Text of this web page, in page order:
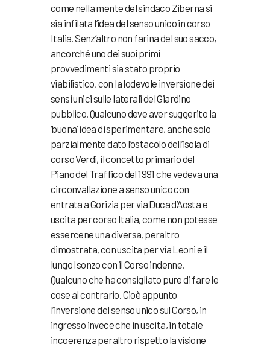
come nella mente del sindaco Ziberna si
sia infilata l’idea del senso unico in corso
Italia. Senz’altro non farina del suo sacco,
ancorché uno dei suoi primi
provvedimenti sia stato proprio
viabilistico, con la lodevole inversione dei
sensi unici sulle laterali del Giardino
pubblico. Qualcuno deve aver suggerito la
‘buona’ idea di sperimentare, anche solo
parzialmente dato l’ostacolo dell’isola di
corso Verdi, il concetto primario del
Piano del Traffico del 1991 che vedeva una
circonvallazione a senso unico con
entrata a Gorizia per via Duca d’Aosta e
uscita per corso Italia, come non potesse
essercene una diversa, peraltro
dimostrata, con uscita per via Leoni e il
lungo Isonzo con il Corso indenne.
Qualcuno che ha consigliato pure di fare le
cose al contrario. Cioè appunto
l’inversione del senso unico sul Corso, in
ingresso invece che in uscita, in totale
incoerenza peraltro rispetto la visione